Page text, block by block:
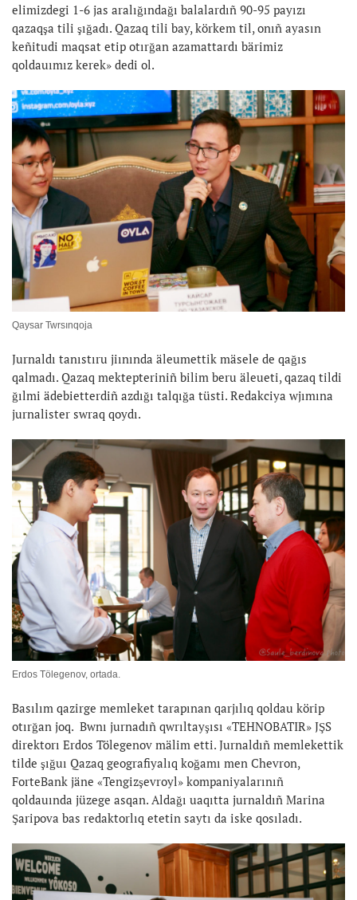
elimizdegi 1-6 jas aralığındağı balalardıñ 90-95 payızı
qazaqşa tili şığadı. Qazaq tili bay, körkem til, onıñ ayasın
keñitudi maqsat etip otırğan azamattardı bärimiz
qoldauımız kerek» dedi ol.
Qaysar Twrsınqoja
Jurnaldı tanıstıru jiınında äleumettik mäsele de qağıs
qalmadı. Qazaq mektepteriniñ bilim beru äleueti, qazaq tildi
ğılmi ädebietterdiñ azdığı talqığa tüsti. Redakciya wjımına
jurnalister swraq qoydı.
Erdos Tölegenov, ortada.
Basılım qazirge memleket tarapınan qarjılıq qoldau körip
otırğan joq. Bwnı jurnadıñ qwrıltayşısı «TEHNOBATIR» JŞS
direktorı Erdos Tölegenov mälim etti. Jurnaldıñ memlekettik
tilde şığuı Qazaq geografiyalıq koğamı men Chevron,
ForteBank jäne «Tengizşevroyl» kompaniyalarınıñ
qoldauında jüzege asqan. Aldağı uaqıtta jurnaldıñ Marina
Şaripova bas redaktorlıq etetin saytı da iske qosıladı.